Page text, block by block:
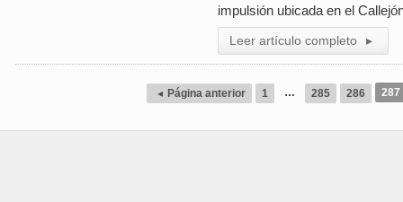
impulsión ubicada en el
Leer artículo completo ▸
◂ Página anterior 1 … 285 286 287